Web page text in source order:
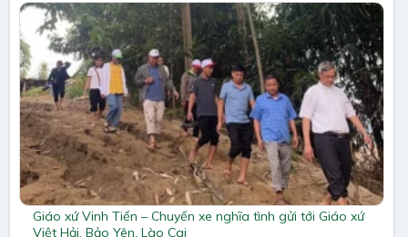
Giáo xứ Vinh Tiến – Chuyến xe nghĩa tình gửi tới Giáo xứ
Việt Hải, Bảo Yên, Lào Cai